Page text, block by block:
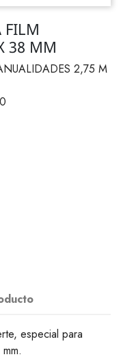
FILM
38 MM
2,75 M
especial para